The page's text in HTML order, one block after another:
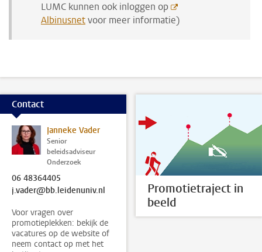
LUMC kunnen ook inloggen op
Albinusnetvoor meer informatie)
Contact
Janneke Vader
Senior
beleidsadviseur
Onderzoek
06 48364405
j.vader@bb.leidenuniv.nl
Voor vragen over
promotieplekken: bekijk de
vacatures op de website of
neem contact op met het
Promotietraject in
beeld